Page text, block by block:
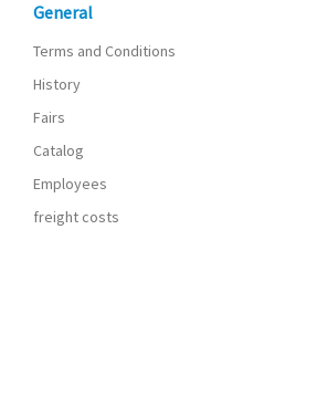
General
Terms and Conditions
History
Fairs
Catalog
Employees
freight costs